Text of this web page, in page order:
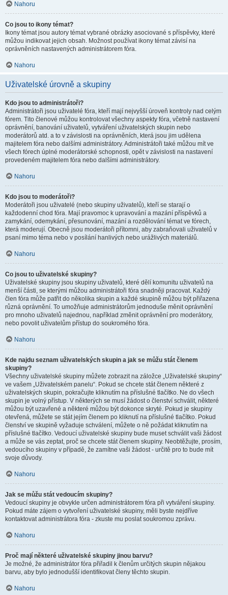
Nahoru
Co jsou to ikony témat?
Ikony témat jsou autory témat vybrané obrázky asociované s příspěvky, které
můžou indikovat jejich obsah. Možnost používat ikony témat závisí na
oprávněních nastavených administrátorem fóra.
Nahoru
Uživatelské úrovně a skupiny
Kdo jsou to administrátoři?
Administrátoři jsou uživatelé fóra, kteří mají nejvyšší úroveň kontroly nad celým
fórem. Tito členové můžou kontrolovat všechny aspekty fóra, včetně nastavení
oprávnění, banování uživatelů, vytváření uživatelských skupin nebo
moderátorů atd. a to v závislosti na oprávněních, která jsou jim udělena
majitelem fóra nebo dalšími administrátory. Administrátoři také můžou mít ve
všech fórech úplné moderátorské schopnosti, opět v závislosti na nastavení
provedeném majitelem fóra nebo dalšími administrátory.
Nahoru
Kdo jsou to moderátoři?
Moderátoři jsou uživatelé (nebo skupiny uživatelů), kteří se starají o
každodenní chod fóra. Mají pravomoc k upravování a mazání příspěvků a
zamykání, odemykání, přesunování, mazání a rozdělování témat ve fórech,
která moderují. Obecně jsou moderátoři přítomni, aby zabraňovali uživatelů v
psaní mimo téma nebo v posílání hanlivých nebo urážlivých materiálů.
Nahoru
Co jsou to uživatelské skupiny?
Uživatelské skupiny jsou skupiny uživatelů, které dělí komunitu uživatelů na
menší části, se kterými můžou administrátoři fóra snadněji pracovat. Každý
člen fóra může patřit do několika skupin a každé skupině můžou být přiřazena
různá oprávnění. To umožňuje administrátorům jednoduše měnit oprávnění
pro mnoho uživatelů najednou, například změnit oprávnění pro moderátory,
nebo povolit uživatelům přístup do soukromého fóra.
Nahoru
Kde najdu seznam uživatelských skupin a jak se můžu stát členem
skupiny?
Všechny uživatelské skupiny můžete zobrazit na záložce „Uživatelské skupiny“
ve vašem „Uživatelském panelu“. Pokud se chcete stát členem některé z
uživatelských skupin, pokračujte kliknutím na příslušné tlačítko. Ne do všech
skupin je volný přístup. V některých se musí žádost o členství schválit, některé
můžou být uzavřené a některé můžou být dokonce skryté. Pokud je skupiny
otevřená, můžete se stát jejím členem po kliknutí na příslušné tlačítko. Pokud
členství ve skupině vyžaduje schválení, můžete o ně požádat kliknutím na
příslušné tlačítko. Vedoucí uživatelské skupiny bude muset schválit vaši žádost
a může se vás zeptat, proč se chcete stát členem skupiny. Neobtěžujte, prosím,
vedoucího skupiny v případě, že zamítne vaši žádost - určitě pro to bude mít
svoje důvody.
Nahoru
Jak se můžu stát vedoucím skupiny?
Vedoucí skupiny je obvykle určen administrátorem fóra při vytváření skupiny.
Pokud máte zájem o vytvoření uživatelské skupiny, měli byste nejdříve
kontaktovat administrátora fóra - zkuste mu poslat soukromou zprávu.
Nahoru
Proč mají některé uživatelské skupiny jinou barvu?
Je možné, že administrátor fóra přiřadil k členům určitých skupin nějakou
barvu, aby bylo jednodušší identifikovat členy těchto skupin.
Nahoru